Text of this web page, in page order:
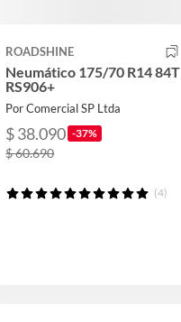
ROADSHINE
Neumático 175/70 R14 84T
RS906+
Por Comercial SP Ltda
$ 38.090 -37%
$ 60.690
(4)